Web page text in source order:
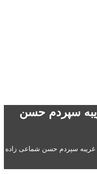
سپردم حسن
غریبه سپردم حسن شماعی زاده